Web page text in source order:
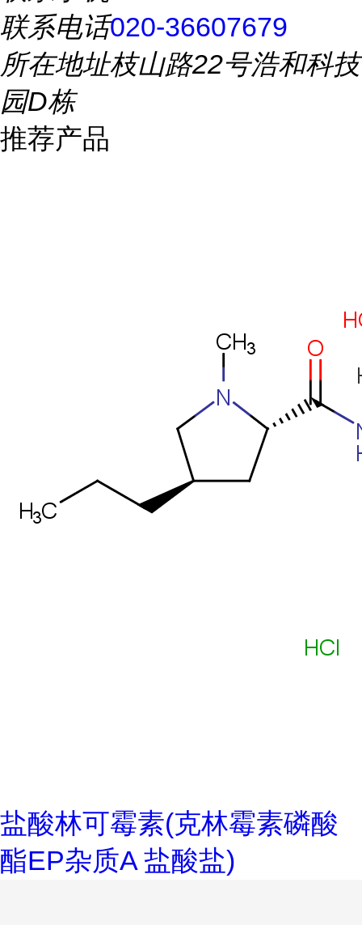
联系电话020-36607679
所在地址枝山路22号浩和科技
园D栋
推荐产品
盐酸林可霉素(克林霉素磷酸
酯EP杂质A 盐酸盐)